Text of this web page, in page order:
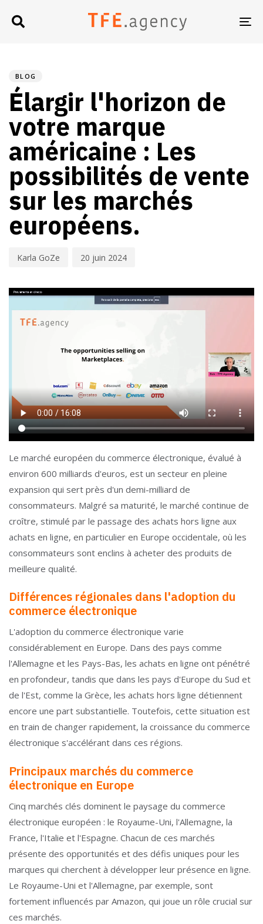
BLOG
Élargir l'horizon de
votre marque
américaine : Les
possibilités de vente
sur les marchés
européens.
Karla GoZe 20 juin 2024
Le marché européen du commerce électronique, évalué à
environ 600 milliards d'euros, est un secteur en pleine
expansion qui sert près d'un demi-milliard de
consommateurs. Malgré sa maturité, le marché continue de
croître, stimulé par le passage des achats hors ligne aux
achats en ligne, en particulier en Europe occidentale, où les
consommateurs sont enclins à acheter des produits de
meilleure qualité.
Différences régionales dans l'adoption du
commerce électronique
L'adoption du commerce électronique varie
considérablement en Europe. Dans des pays comme
l'Allemagne et les Pays-Bas, les achats en ligne ont pénétré
en profondeur, tandis que dans les pays d'Europe du Sud et
de l'Est, comme la Grèce, les achats hors ligne détiennent
encore une part substantielle. Toutefois, cette situation est
en train de changer rapidement, la croissance du commerce
électronique s'accélérant dans ces régions.
Principaux marchés du commerce
électronique en Europe
Cinq marchés clés dominent le paysage du commerce
électronique européen : le Royaume-Uni, l'Allemagne, la
France, l'Italie et l'Espagne. Chacun de ces marchés
présente des opportunités et des défis uniques pour les
marques qui cherchent à développer leur présence en ligne.
Le Royaume-Uni et l'Allemagne, par exemple, sont
fortement influencés par Amazon, qui joue un rôle crucial sur
ces marchés.